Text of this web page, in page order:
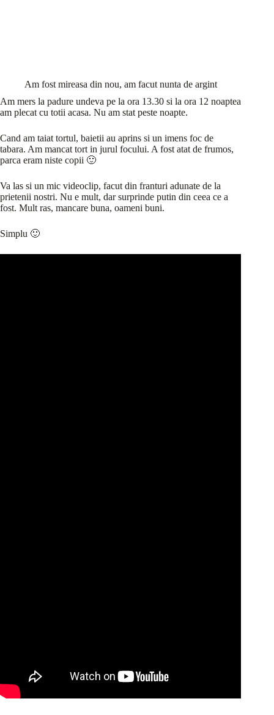
Am fost mireasa din nou, am facut nunta de argint
Am mers la padure undeva pe la ora 13.30 si la ora 12 noaptea
am plecat cu totii acasa. Nu am stat peste noapte.
Cand am taiat tortul, baietii au aprins si un imens foc de
tabara. Am mancat tort in jurul focului. A fost atat de frumos,
parca eram niste copii 🙂
Va las si un mic videoclip, facut din franturi adunate de la
prietenii nostri. Nu e mult, dar surprinde putin din ceea ce a
fost. Mult ras, mancare buna, oameni buni.
Simplu 🙂